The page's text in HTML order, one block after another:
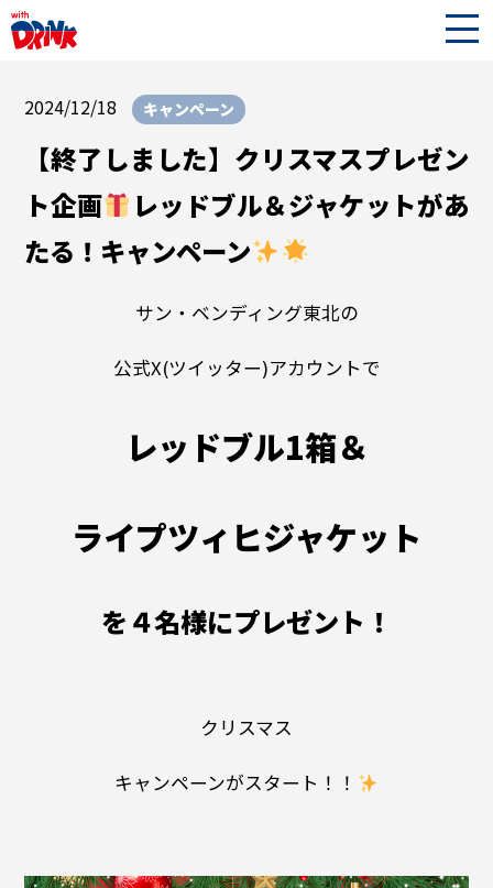
2024/12/18 キャンペーン
【終了しました】クリスマスプレゼン
ト企画
レッドブル＆ジャケットがあ
たる！キャンペーン
サン・ベンディング東北の
公式X(ツイッター)アカウントで
レッドブル1箱＆
ライプツィヒジャケット
を４名様にプレゼント！
クリスマス
キャンペーンがスタート！！